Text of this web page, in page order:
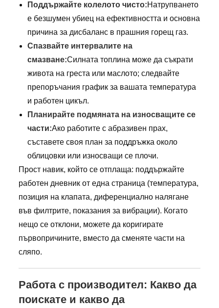
Поддържайте колелото чисто:Натрупването
е безшумен убиец на ефективността и основна
причина за дисбаланс в прашния горещ газ.
Спазвайте интервалите на
смазване:Силната топлина може да съкрати
живота на греста или маслото; следвайте
препоръчания график за вашата температура
и работен цикъл.
Планирайте подмяната на износващите се
части:Ако работите с абразивен прах,
съставете своя план за поддръжка около
облицовки или износващи се плочи.
Прост навик, който се отплаща: поддържайте
работен дневник от една страница (температура,
позиция на клапата, диференциално налягане
във филтрите, показания за вибрации). Когато
нещо се отклони, можете да коригирате
първопричините, вместо да сменяте части на
сляпо.
Работа с производител: Какво да
поискате и какво да